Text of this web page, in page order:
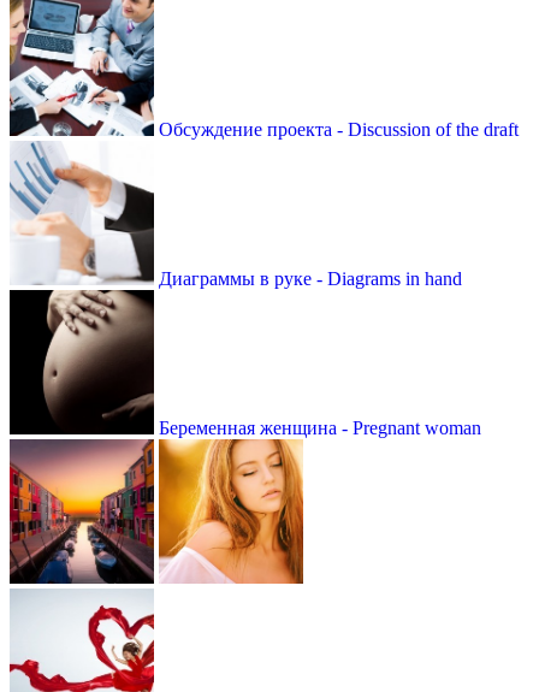
Обсуждение проекта - Discussion of the draft
Диаграммы в руке - Diagrams in hand
Беременная женщина - Pregnant woman